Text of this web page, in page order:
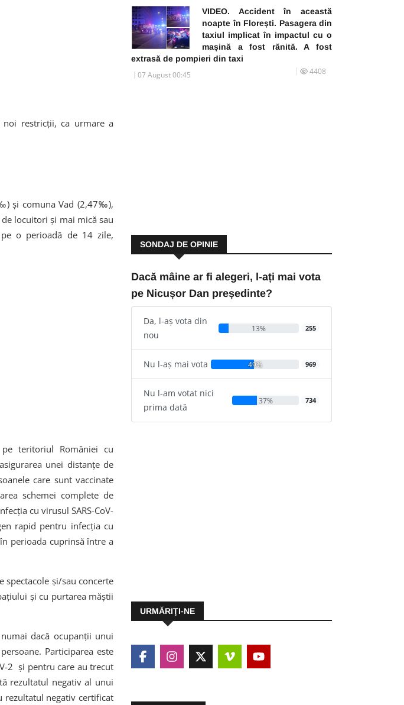
restricții, ca urmare a
și comuna Vad (2,47‰),
locuitori și mai mică sau
o perioadă de 14 zile,
teritoriul României cu
unei distanțe de
care sunt vaccinate
schemei complete de
cu virusul SARS-CoV-
rapid pentru infecția cu
perioada cuprinsă între a
spectacole și/sau concerte
și cu purtarea măștii
dacă ocupanții unui
Participarea este
2 și pentru care au trecut
rezultatul negativ al unui
rezultatul negativ certificat
VIDEO. Accident în această
noapte în Florești. Pasagera din
taxiul implicat în impactul cu o
mașină a fost rănită. A fost
extrasă de pompieri din taxi
07 August 00:45 4408
SONDAJ DE OPINIE
Dacă mâine ar fi alegeri, l-ați mai vota
pe Nicușor Dan președinte?
Da, l-aș vota din
nou
13% 255
Nu l-aș mai vota 49% 969
Nu l-am votat nici
prima dată
37% 734
URMĂRIŢI-NE